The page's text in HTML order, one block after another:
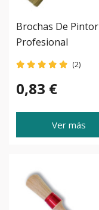
Brochas De Pintor
Profesional
(2)
0,83 €
Ver más